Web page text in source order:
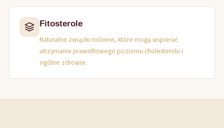
Fitosterole
Naturalne związki roślinne, które mogą wspierać
utrzymanie prawidłowego poziomu cholesterolu i
ogólne zdrowie.